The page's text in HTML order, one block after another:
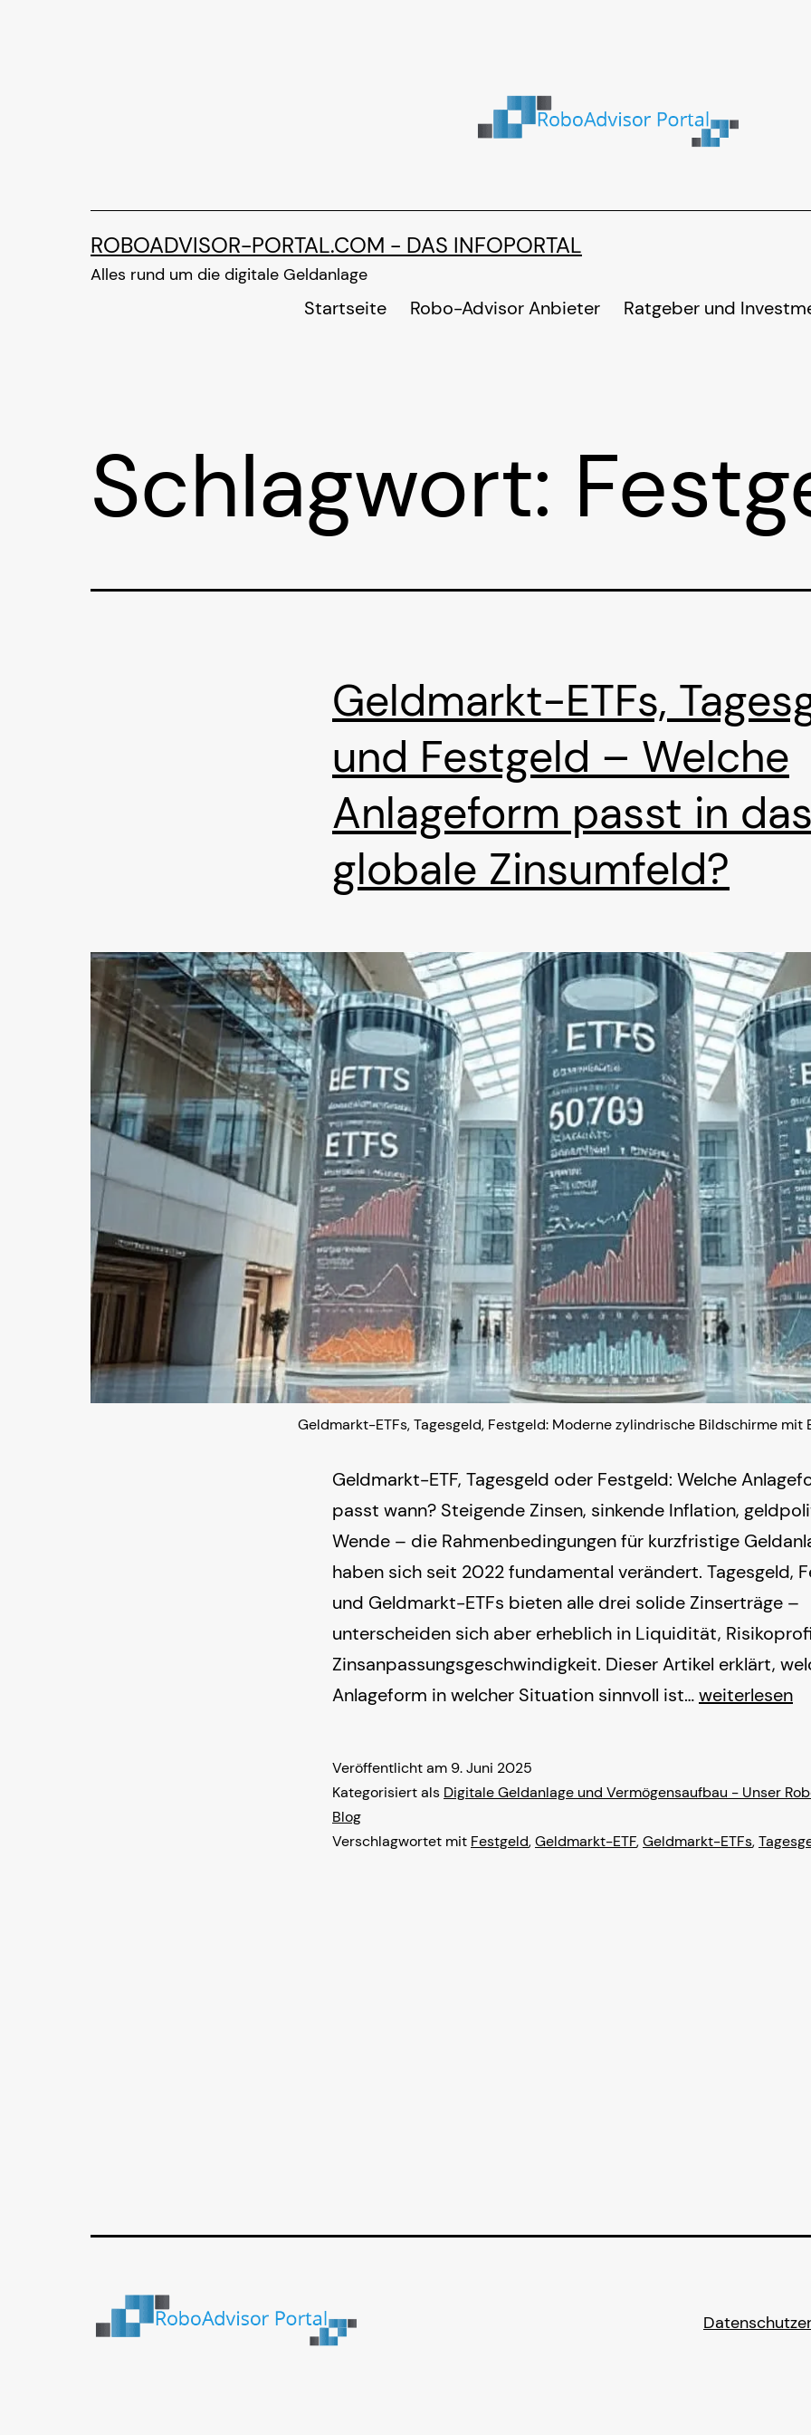
ROBOADVISOR-PORTAL.COM - DAS INFOPORTAL
Alles rund um die digitale Geldanlage
Startseite Robo-Advisor Anbieter Ratgeber und
Schlagwort:
Geldmarkt-ETFs,
und Festgeld – Welche
Anlageform passt in
globale Zinsumfeld?
Geldmarkt-ETFs, Tagesgeld, Festgeld: Moderne zylindrische Bildschirme mit
Geldmarkt-ETF, Tagesgeld oder Festgeld: Welche
passt wann? Steigende Zinsen, sinkende Inflation,
Wende – die Rahmenbedingungen für kurzfristige
haben sich seit 2022 fundamental verändert. Tagesgeld,
und Geldmarkt-ETFs bieten alle drei solide Zinserträge –
unterscheiden sich aber erheblich in Liquidität,
Zinsanpassungsgeschwindigkeit. Dieser Artikel erklärt,
Anlageform in welcher Situation sinnvoll ist…Geldmarkt-
und
–
weiterlesen
Veröffentlicht am 9. Juni 2025
Kategorisiert als Digitale Geldanlage und Vermögensaufbau - Unser
Blog
Verschlagwortet mit Festgeld,Geldmarkt-ETF,Geldmarkt-ETFs,